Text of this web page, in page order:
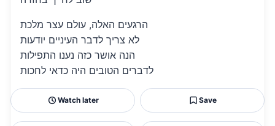
הרגעים האלה, עולם עצר מלכת
לא צריך לדבר העיניים יודעות
הנה אושר כזה נענו התפילות
לדברים הטובים היה כדאי לחכות
Watch later Save